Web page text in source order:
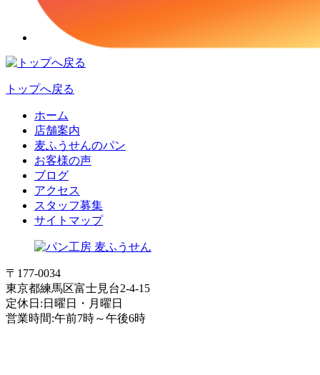
トップへ戻る
ホーム
店舗案内
麦ふうせんのパン
お客様の声
ブログ
アクセス
スタッフ募集
サイトマップ
〒177-0034
東京都練馬区富士見台2-4-15
定休日:日曜日・月曜日
営業時間:午前7時～午後6時